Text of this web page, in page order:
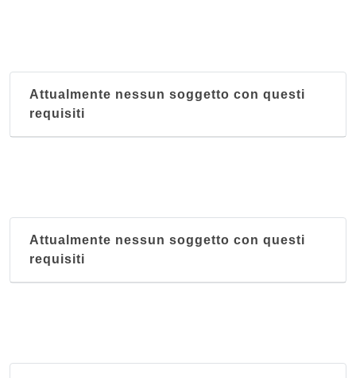
Attualmente nessun soggetto con questi
requisiti
Attualmente nessun soggetto con questi
requisiti